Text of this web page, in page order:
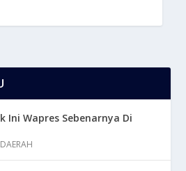
Ini Wapres Sebenarnya Di
DAERAH